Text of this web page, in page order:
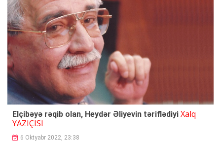
Elçibəyə rəqib olan, Heydər Əliyevin təriflədiyi Xalq
YAZIÇISI
6 Oktyabr 2022, 23:38